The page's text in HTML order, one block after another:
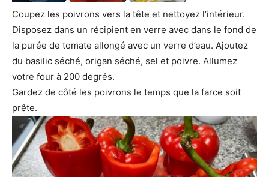
Coupez les poivrons vers la tête et nettoyez l’intérieur.
Disposez dans un récipient en verre avec dans le fond de
la purée de tomate allongé avec un verre d’eau. Ajoutez
du basilic séché, origan séché, sel et poivre. Allumez
votre four à 200 degrés.
Gardez de côté les poivrons le temps que la farce soit
prête.